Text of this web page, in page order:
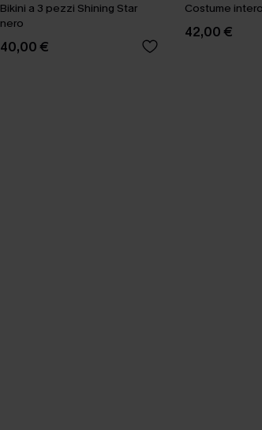
Bikini a 3 pezzi Shining Star
nero
40,00 €
Costume
42,00 €